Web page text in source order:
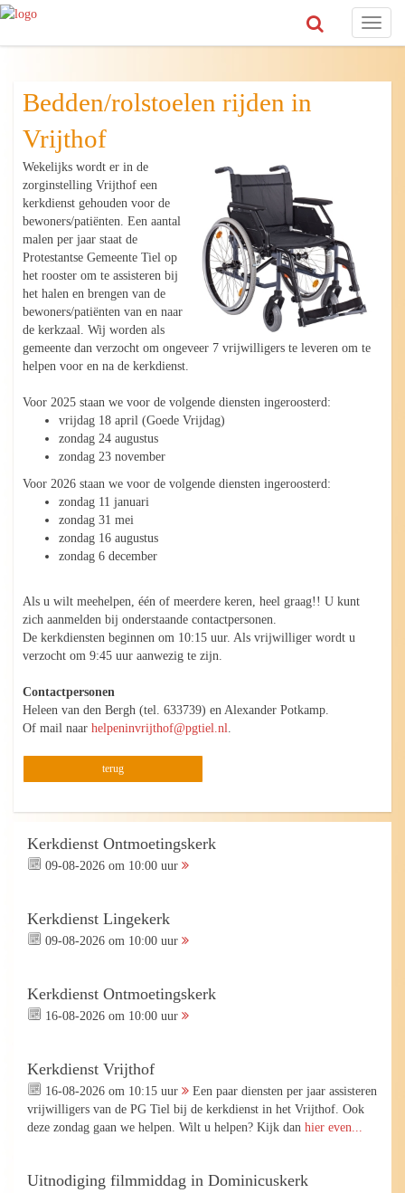
Toggle
Bedden/rolstoelen rijden in
Vrijthof
Wekelijks wordt er in de
zorginstelling Vrijthof een
kerkdienst gehouden voor de
bewoners/patiënten. Een aantal
malen per jaar staat de
Protestantse Gemeente Tiel op
het rooster om te assisteren bij
het halen en brengen van de
bewoners/patiënten van en naar
de kerkzaal. Wij worden als
gemeente dan verzocht om ongeveer 7 vrijwilligers te leveren om te
helpen voor en na de kerkdienst.
Voor 2025 staan we voor de volgende diensten ingeroosterd:
vrijdag 18 april (Goede Vrijdag)
zondag 24 augustus
zondag 23 november
Voor 2026 staan we voor de volgende diensten ingeroosterd:
zondag 11 januari
zondag 31 mei
zondag 16 augustus
zondag 6 december
Als u wilt meehelpen, één of meerdere keren, heel graag!! U kunt
zich aanmelden bij onderstaande contactpersonen.
De kerkdiensten beginnen om 10:15 uur. Als vrijwilliger wordt u
verzocht om 9:45 uur aanwezig te zijn.
Contactpersonen
Heleen van den Bergh (tel. 633739) en Alexander Potkamp.
Of mail naarhelpeninvrijthof@pgtiel.nl
terug
Kerkdienst Ontmoetingskerk
09-08-2026 om 10:00 uur
Kerkdienst Lingekerk
09-08-2026 om 10:00 uur
Kerkdienst Ontmoetingskerk
16-08-2026 om 10:00 uur
Kerkdienst Vrijthof
16-08-2026 om 10:15 uur
Een paar diensten per jaar assisteren
vrijwilligers van de PG Tiel bij de kerkdienst in het Vrijthof. Ook
deze zondag gaan we helpen. Wilt u helpen? Kijk dan hier even...
Uitnodiging filmmiddag in Dominicuskerk